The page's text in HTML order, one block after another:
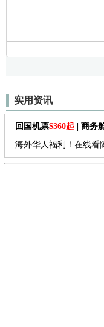
实用资讯
回国机票$360起 | 商务
海外华人福利！在线看